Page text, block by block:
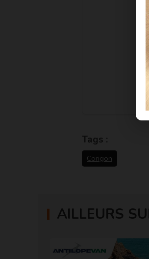
Tags :
Corigon
AILLEURS